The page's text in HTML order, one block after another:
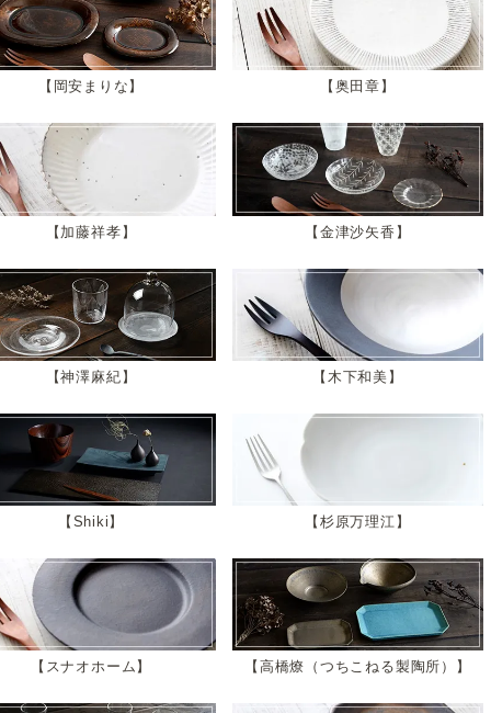
岡安まりな 奥田章
加藤祥孝 金津沙矢香
神澤麻紀 木下和美
Shiki 杉原万理江
スナオホーム 高橋燎（つちこねる製陶所）